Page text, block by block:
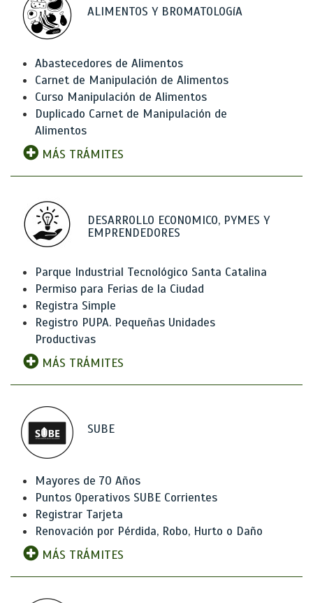
ALIMENTOS Y BROMATOLOGíA
Abastecedores de Alimentos
Carnet de Manipulación de Alimentos
Curso Manipulación de Alimentos
Duplicado Carnet de Manipulación de
Alimentos
MÁS TRÁMITES
DESARROLLO ECONOMICO, PYMES Y
EMPRENDEDORES
Parque Industrial Tecnológico Santa Catalina
Permiso para Ferias de la Ciudad
Registra Simple
Registro PUPA. Pequeñas Unidades
Productivas
MÁS TRÁMITES
SUBE
Mayores de 70 Años
Puntos Operativos SUBE Corrientes
Registrar Tarjeta
Renovación por Pérdida, Robo, Hurto o Daño
MÁS TRÁMITES